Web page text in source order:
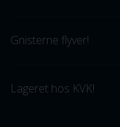
Gnisterne flyver!
Lageret hos KVK!